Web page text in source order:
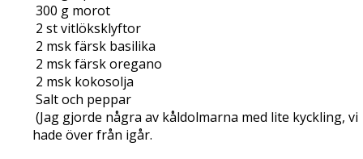
300 g morot
2 stvitlöksklyftor
2 mskfärsk basilika
2 mskfärsk oregano
2 msk kokosolja
Salt och peppar
(Jag gjorde några av kåldolmarna med lite kyckling, vi
hade över från igår.